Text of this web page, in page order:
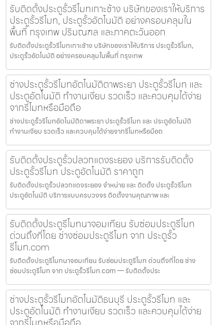
รับติดตั้งประตูรั้วรีโมทเกาะช้าง บริษัทของเราให้บริการ
ประตูรั้วรีโมท, ประตูรั้วอัตโนมัติ อย่างครอบคลุมใน
พื้นที่ กรุงเทพ ปริมณฑล และภาคตะวันออก
รับติดตั้งประตูรั้วรีโมทเกาะช้าง บริษัทของเราให้บริการ ประตูรั้วรีโมท,
ประตูรั้วอัตโนมัติ อย่างครอบคลุมในพื้นที่ กรุงเทพ
ช่างประตูรั้วรีโมทอัตโนมัติตาพระยา ประตูรั้วรีโมท และ
ประตูอัตโนมัติ ทำงานเงียบ รวดเร็ว และควบคุมได้ง่าย
จากรีโมทหรือมือถือ
ช่างประตูรั้วรีโมทอัตโนมัติตาพระยา ประตูรั้วรีโมท และ ประตูอัตโนมัติ
ทำงานเงียบ รวดเร็ว และควบคุมได้ง่ายจากรีโมทหรือมือถ
รับติดตั้งประตูรั้วปลวกแดงระยอง บริการรับติดตั้ง
ประตูรั้วรีโมท ประตูอัตโนมัติ ราคาถูก
รับติดตั้งประตูรั้วปลวกแดงระยอง จำหน่าย และ ติดตั้ง ประตูรั้วรีโมท
ประตูอัตโนมัติ บริการแบบครบวงจร ติดตั้งงานคุณภาพ และ
รับติดตั้งประตูรีโมทนาจอมเทียน รับซ่อมประตูรีโมท
ด่วนถึงที่โดย ช่างซ่อมประตูรีโมท จาก ประตูรั้ว
รีโมท.com
รับติดตั้งประตูรีโมทนาจอมเทียน รับซ่อมประตูรีโมท ด่วนถึงที่โดย ช่าง
ซ่อมประตูรีโมท จาก ประตูรั้วรีโมท.com — รับติดตั้งประ
ช่างประตูรั้วรีโมทอัตโนมัติธนบุรี ประตูรั้วรีโมท และ
ประตูอัตโนมัติ ทำงานเงียบ รวดเร็ว และควบคุมได้ง่าย